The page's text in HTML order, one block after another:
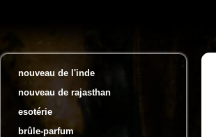
nouveau de l'inde
nouveau de rajasthan
esotérie
brûle-parfum